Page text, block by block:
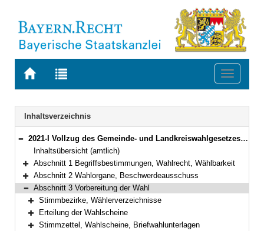
Zur
BAYERN.RECHT
Zur
letzten
Suche
Toggle
Navigation
Inhaltsverzeichnis
Bereich reduzieren
2021-I Vollzug des Gemeinde- und Landkreiswahlgesetzes und der Gemeinde- und Landkreiswahlordnung (Gemeinde- und Landkreiswahlbekanntmachung – GLKrWBek) Bekanntmachung des Bayerischen Staatsministeriums des Innern, für Sport und Integration vom 24. Oktober 2024, Az. B1-1367-3-37 (BayMBl. Nr. 534 )
Inhaltsübersicht (amtlich)
Bereich erweitern
Abschnitt 1 Begriffsbestimmungen, Wahlrecht, Wählbarkeit
Bereich erweitern
Abschnitt 2 Wahlorgane, Beschwerdeausschuss
Bereich reduzieren
Abschnitt 3 Vorbereitung der Wahl
Bereich erweitern
Stimmbezirke, Wählerverzeichnisse
Bereich erweitern
Erteilung der Wahlscheine
Stimmzettel, Wahlscheine, Briefwahlunterlagen